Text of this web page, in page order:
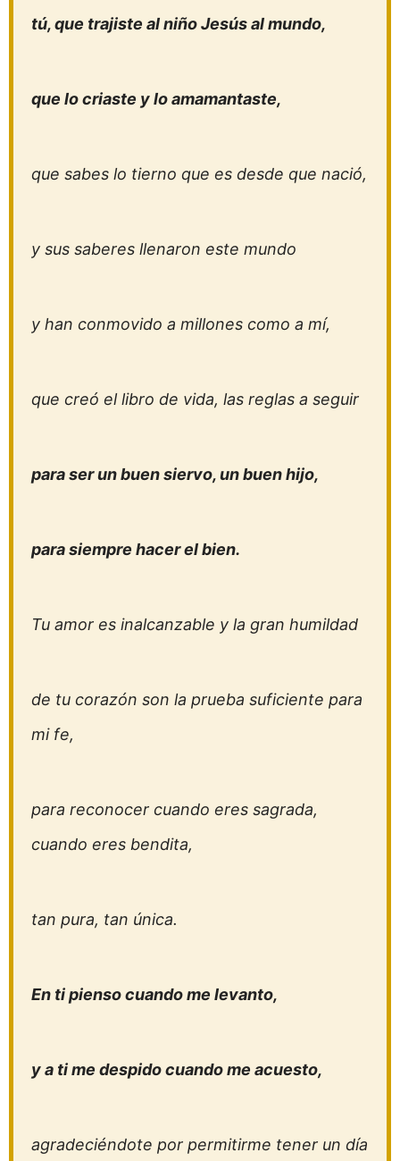
tú, que trajiste al niño Jesús al mundo,
que lo criaste y lo amamantaste,
que sabes lo tierno que es desde que nació,
y sus saberes llenaron este mundo
y han conmovido a millones como a mí,
que creó el libro de vida, las reglas a seguir
para ser un buen siervo, un buen hijo,
para siempre hacer el bien.
Tu amor es inalcanzable y la gran humildad
de tu corazón son la prueba suficiente para
mi fe,
para reconocer cuando eres sagrada,
cuando eres bendita,
tan pura, tan única.
En ti pienso cuando me levanto,
y a ti me despido cuando me acuesto,
agradeciéndote por permitirme tener un día